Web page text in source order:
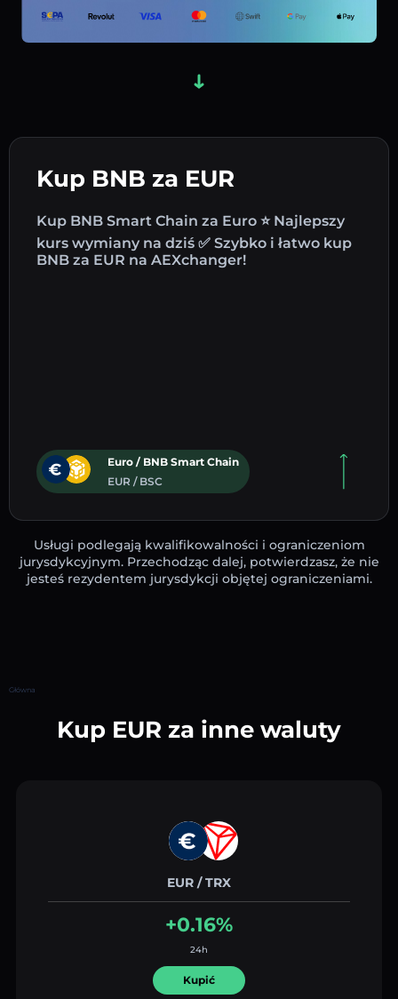
Kup BNB za EUR
Kup BNB Smart Chain za Euro ⭐ Najlepszy
kurs wymiany na dziś ✅ Szybko i łatwo kup
BNB za EUR na AEXchanger!
Euro / BNB Smart Chain
EUR / BSC
Usługi podlegają kwalifikowalności i ograniczeniom
jurysdykcyjnym. Przechodząc dalej, potwierdzasz, że nie
jesteś rezydentem jurysdykcji objętej ograniczeniami.
Główna
Kup EUR za inne waluty
EUR / TRX
+0.16%
24h
Kupić